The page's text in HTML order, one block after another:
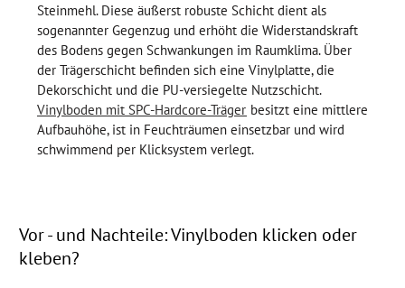
Steinmehl. Diese äußerst robuste Schicht dient als
sogenannter Gegenzug und erhöht die Widerstandskraft
des Bodens gegen Schwankungen im Raumklima. Über
der Trägerschicht befinden sich eine Vinylplatte, die
Dekorschicht und die PU-versiegelte Nutzschicht.
Vinylboden mit SPC-Hardcore-Träger besitzt eine mittlere
Aufbauhöhe, ist in Feuchträumen einsetzbar und wird
schwimmend per Klicksystem verlegt.
Vor - und Nachteile: Vinylboden klicken oder
kleben?